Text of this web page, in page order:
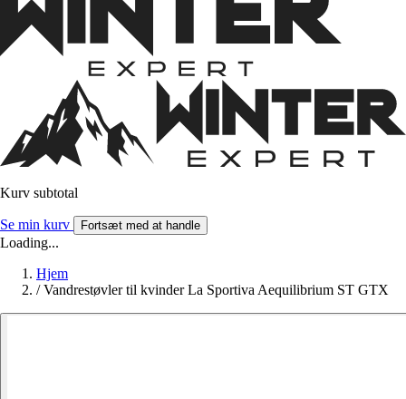
Kurv subtotal
Se min kurv Fortsæt med at handle
Loading...
Hjem
/ Vandrestøvler til kvinder La Sportiva Aequilibrium ST GTX